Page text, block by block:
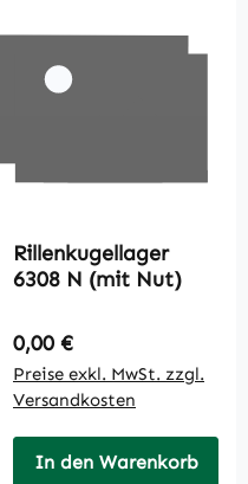
Rillenkugellager
6308 N (mit Nut)
Regulärer Preis:
0,00 €
Preise exkl. MwSt. zzgl.
Versandkosten
In den Warenkorb